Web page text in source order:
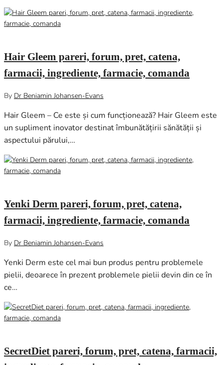
Hair Gleem pareri, forum, pret, catena,
farmacii, ingrediente, farmacie, comanda
By Dr Beniamin Johansen-Evans
Hair Gleem – Ce este și cum funcționează? Hair Gleem este
un supliment inovator destinat îmbunătățirii sănătății și
aspectului părului,…
Yenki Derm pareri, forum, pret, catena,
farmacii, ingrediente, farmacie, comanda
By Dr Beniamin Johansen-Evans
Yenki Derm este cel mai bun produs pentru problemele
pielii, deoarece în prezent problemele pielii devin din ce în
ce…
SecretDiet pareri, forum, pret, catena, farmacii,